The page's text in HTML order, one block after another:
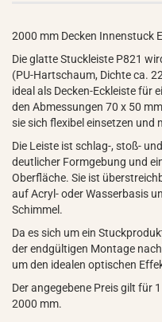
2000 mm Decken Innenstuck
Die glatte Stuckleiste P821
(PU-Hartschaum, Dichte ca.
ideal als Decken-Eckleiste für
den Abmessungen 70 x 50
sie sich flexibel einsetzen und
Die Leiste ist schlag-, stoß-
deutlicher Formgebung und
Oberfläche. Sie ist
auf Acryl- oder Wasserbasis
Schimmel.
Da es sich um ein
der endgültigen Montage
um den idealen optischen
Der angegebene Preis gilt für
2000 mm.